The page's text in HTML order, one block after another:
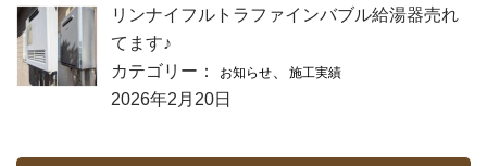
リンナイフルトラファインバブル給湯器売れ
てます♪
カテゴリー：
お知らせ 施工実績
2026年2月20日